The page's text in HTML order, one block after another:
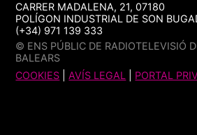
CARRER MADALENA, 21, 07180
POLÍGON INDUSTRIAL DE SON
(+34) 971 139 333
© ENS PÚBLIC DE RADIOTELEVISIÓ
BALEARS
COOKIES |AVÍS LEGAL PORTAL